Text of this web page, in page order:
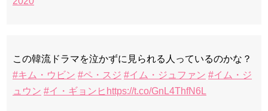
この韓流ドラマを泣かずに見られる人っているのかな？
#キム・ウビン #ペ・スジ #イム・ジュファン #イム・ジ
ュウン #イ・ギョンヒ https://t.co/GnL4ThfN6L